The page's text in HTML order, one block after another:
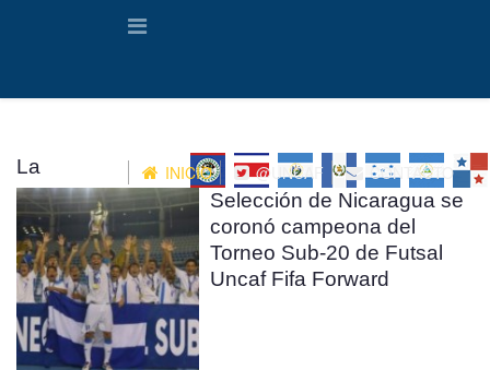
INICIO @UNCAF CONTACTO
La
Selección de Nicaragua se
coronó campeona del
Torneo Sub-20 de Futsal
Uncaf Fifa Forward